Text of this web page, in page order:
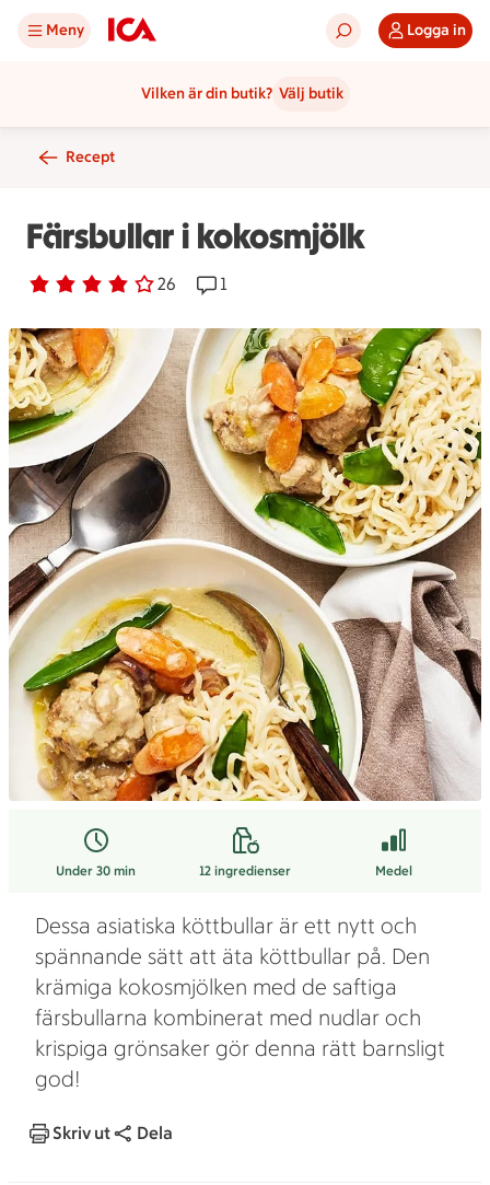
Meny Logga in
Vilken är din butik? Välj butik
Recept
Färsbullar i kokosmjölk
Betyg 3.8 av 5. 26
26 personer har röstatReceptet har 1 kommentarer
1
Under 30 min 12 ingredienser Medel
Dessa asiatiska köttbullar är ett nytt och
spännande sätt att äta köttbullar på. Den
krämiga kokosmjölken med de saftiga
färsbullarna kombinerat med nudlar och
krispiga grönsaker gör denna rätt barnsligt
god!
Skriv ut Dela